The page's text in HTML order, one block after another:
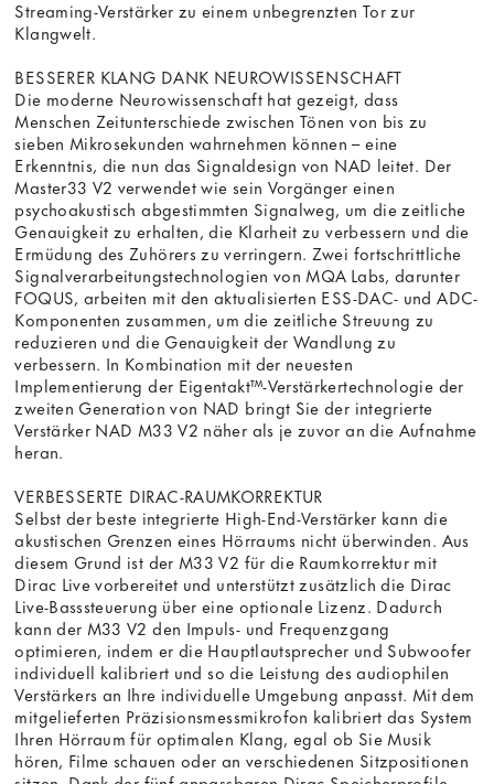
Streaming-Verstärker zu einem unbegrenzten Tor zur
Klangwelt.
BESSERER KLANG DANK NEUROWISSENSCHAFT
Die moderne Neurowissenschaft hat gezeigt, dass
Menschen Zeitunterschiede zwischen Tönen von bis zu
sieben Mikrosekunden wahrnehmen können – eine
Erkenntnis, die nun das Signaldesign von NAD leitet. Der
Master33 V2 verwendet wie sein Vorgänger einen
psychoakustisch abgestimmten Signalweg, um die zeitliche
Genauigkeit zu erhalten, die Klarheit zu verbessern und die
Ermüdung des Zuhörers zu verringern. Zwei fortschrittliche
Signalverarbeitungstechnologien von MQA Labs, darunter
FOQUS, arbeiten mit den aktualisierten ESS-DAC- und ADC-
Komponenten zusammen, um die zeitliche Streuung zu
reduzieren und die Genauigkeit der Wandlung zu
verbessern. In Kombination mit der neuesten
Implementierung der Eigentakt™-Verstärkertechnologie der
zweiten Generation von NAD bringt Sie der integrierte
Verstärker NAD M33 V2 näher als je zuvor an die Aufnahme
heran.
VERBESSERTE DIRAC-RAUMKORREKTUR
Selbst der beste integrierte High-End-Verstärker kann die
akustischen Grenzen eines Hörraums nicht überwinden. Aus
diesem Grund ist der M33 V2 für die Raumkorrektur mit
Dirac Live vorbereitet und unterstützt zusätzlich die Dirac
Live-Basssteuerung über eine optionale Lizenz. Dadurch
kann der M33 V2 den Impuls- und Frequenzgang
optimieren, indem er die Hauptlautsprecher und Subwoofer
individuell kalibriert und so die Leistung des audiophilen
Verstärkers an Ihre individuelle Umgebung anpasst. Mit dem
mitgelieferten Präzisionsmessmikrofon kalibriert das System
Ihren Hörraum für optimalen Klang, egal ob Sie Musik
hören, Filme schauen oder an verschiedenen Sitzpositionen